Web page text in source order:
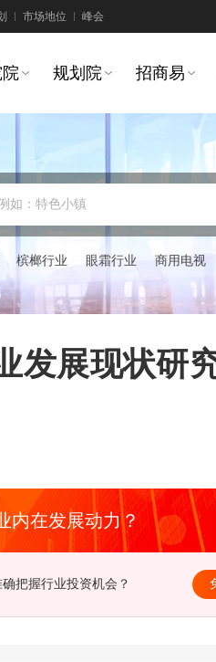
市场地位 峰会
规划院 招商易
如：特色小镇
槟榔行业 眼霜行业 商用电视
发展现状研
内在发展动力？
力企业如何突破瓶颈？